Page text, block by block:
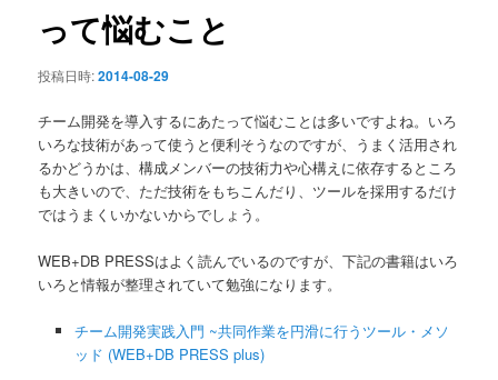
ョ
って悩むこと
投稿日時:2014-08-29
チーム開発を導入するにあたって悩むことは多いですよね。いろ
いろな技術があって使うと便利そうなのですが、うまく活用され
るかどうかは、構成メンバーの技術力や心構えに依存するところ
も大きいので、ただ技術をもちこんだり、ツールを採用するだけ
ではうまくいかないからでしょう。
WEB+DB PRESSはよく読んでいるのですが、下記の書籍はいろ
いろと情報が整理されていて勉強になります。
チーム開発実践入門 ~共同作業を円滑に行うツール・メソ
ッド (WEB+DB PRESS plus)